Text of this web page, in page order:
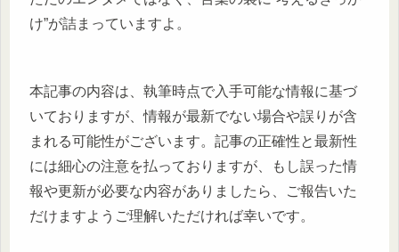
け”が詰まっていますよ。
本記事の内容は、執筆時点で入手可能な情報に基づ
いておりますが、情報が最新でない場合や誤りが含
まれる可能性がございます。記事の正確性と最新性
には細心の注意を払っておりますが、もし誤った情
報や更新が必要な内容がありましたら、ご報告いた
だけますようご理解いただければ幸いです。